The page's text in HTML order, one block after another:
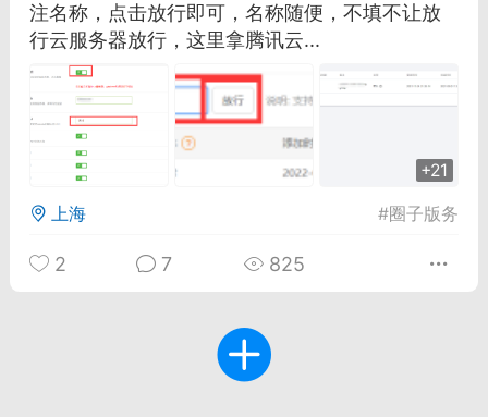
1 23
聚合API
龙坤智创合作品牌
26 00:53
电脑端 公开内容
者怎么接入Claude Opus 5 ？智创聚合
调用
Opus 5 已在 Claude、Claude
API，以及 Amazon Web
Max 的新默认模型，并成为
注名称，点击放行即可，名称随便，不填不让放
行云服务器放行，这里拿腾讯云...
+21
上海 #圈子版务
2 7 825